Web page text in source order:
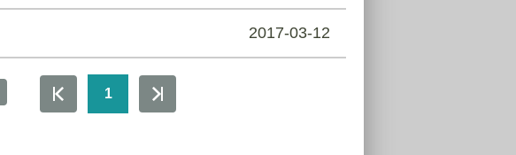
2017-03-12
1